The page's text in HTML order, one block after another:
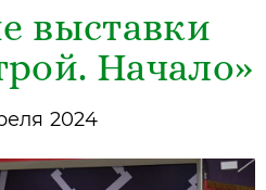
выставки
Начало»
2024